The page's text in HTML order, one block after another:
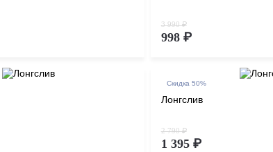
3 990 ₽
998 ₽
Скидка 50%
Лонгслив
2 790 ₽
1 395 ₽